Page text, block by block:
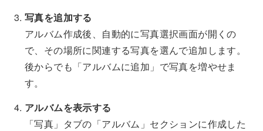
写真を追加する
アルバム作成後、自動的に写真選択画面が開くの
で、その場所に関連する写真を選んで追加します。
後からでも「アルバムに追加」で写真を増やせま
す。
アルバムを表示する
「写真」タブの「アルバム」セクションに作成した